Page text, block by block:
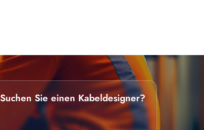
Suchen Sie einen Kabeldesigner?